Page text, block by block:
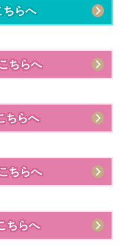
ちらへ
ちらへ
ちらへ
ちらへ
ちらへ